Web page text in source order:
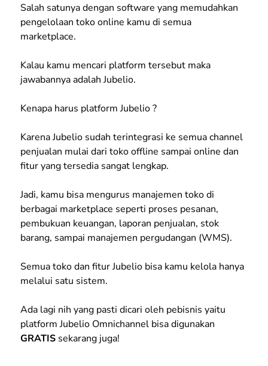
Salah satunya dengan software yang memudahkan
pengelolaan toko online kamu di semua
marketplace.
Kalau kamu mencari platform tersebut maka
jawabannya adalah Jubelio.
Kenapa harus platform Jubelio ?
Karena Jubelio sudah terintegrasi ke semua channel
penjualan mulai dari toko offline sampai online dan
fitur yang tersedia sangat lengkap.
Jadi, kamu bisa mengurus manajemen toko di
berbagai marketplace seperti proses pesanan,
pembukuan keuangan, laporan penjualan, stok
barang, sampai manajemen pergudangan (WMS).
Semua toko dan fitur Jubelio bisa kamu kelola hanya
melalui satu sistem.
Ada lagi nih yang pasti dicari oleh pebisnis yaitu
platform Jubelio Omnichannel bisa digunakan
GRATIS sekarang juga!